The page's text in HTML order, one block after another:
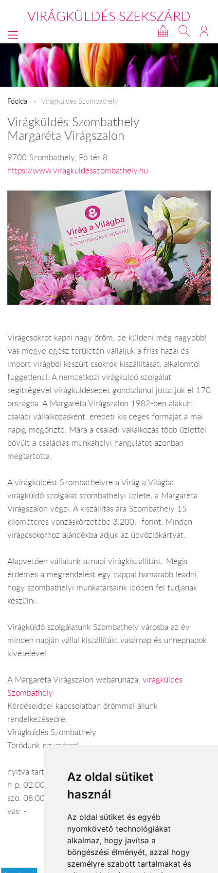
Az oldal sütiket
használ
Az oldal sütiket és egyéb
nyomkövető technológiákat
alkalmaz, hogy javítsa a
böngészési élményét, azzal hogy
személyre szabott tartalmakat és
VIRÁGKÜLDÉS SZEKSZÁRD
Főoldal Virágküldés Szombathely
Virágküldés Szombathely
Margaréta Virágszalon
9700 Szombathely, Fő tér 8.
https://www.viragkuldesszombathely.hu
Virágcsokrot kapni nagy öröm, de küldeni még nagyobb!
Vas megye egész területén vállaljuk a friss hazai és
import virágból készült csokrok kiszállítását, alkalomtól
függetlenül. A nemzetközi virágküldő szolgálat
segítségével virágküldésedet gondtalanul juttatjuk el 170
országba. A Margaréta Virágszalon 1982-ben alakult
családi vállalkozásként, eredeti kis céges formáját a mai
napig megőrizte. Mára a családi vállalkozás több üzlettel
bővült a családias munkahelyi hangulatot azonban
megtartotta.
A virágküldést Szombathelyre a Virág a Világba
virágküldő szolgálat szombathelyi üzlete, a Margaréta
Virágszalon végzi. A kiszállítás ára Szombathely 15
kilométeres vonzáskörzetébe 3.200.- forint. Minden
virágcsokorhoz ajándékba adjuk az üdvözlőkártyát.
Alapvetően vállalunk aznapi virágkiszállítást. Mégis
érdemes a megrendelést egy nappal hamarabb leadni,
hogy szombathelyi munkatársaink időben fel tudjanak
készülni.
Virágküldő szolgálatunk Szombathely városba az év
minden napján vállal kiszállítást vasárnap és ünnepnapok
kivételével.
A Margaréta Virágszalon webáruháza: virágküldés
Szombathely
Kérdéseiddel kapcsolatban örömmel állunk
rendelkezésedre.
Virágküldés Szombathely
Törődünk egymással
nyitva tartás:
h-p: 02:00-18:00
szo: 08:00-13:00
vas: -
Elfogadott fizetési módok